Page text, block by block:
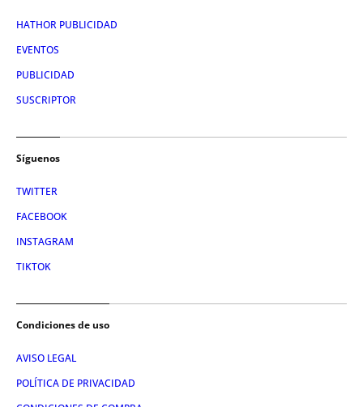
HATHOR PUBLICIDAD
EVENTOS
PUBLICIDAD
SUSCRIPTOR
Síguenos
TWITTER
FACEBOOK
INSTAGRAM
TIKTOK
Condiciones de uso
AVISO LEGAL
POLÍTICA DE PRIVACIDAD